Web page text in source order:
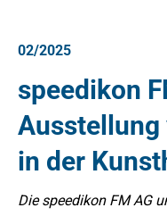
02/2025
speedikon
Ausstellung
in der
Die speedikon FM AG